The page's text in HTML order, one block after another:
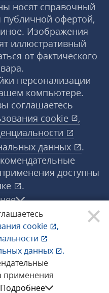
cookie
,
данных
.
применения
Подробнее
носят справочный
публичной офертой,
Изображения
иллюстративный
от фактического
персонализации
компьютере.
соглашаетесь
cookie
,
данных
.
доступны
.
®. Все права
ошибке